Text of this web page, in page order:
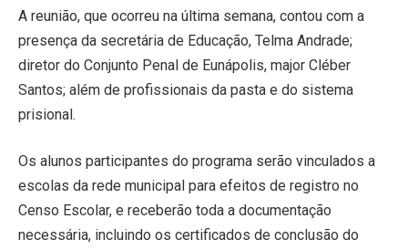
A reunião, que ocorreu na última semana, contou com a
presença da secretária de Educação, Telma Andrade;
diretor do Conjunto Penal de Eunápolis, major Cléber
Santos; além de profissionais da pasta e do sistema
prisional.
Os alunos participantes do programa serão vinculados a
escolas da rede municipal para efeitos de registro no
Censo Escolar, e receberão toda a documentação
necessária, incluindo os certificados de conclusão do